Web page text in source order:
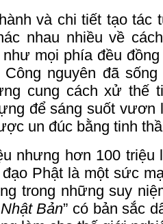
và chi tiết tạo tác
nhau nhiều về
mọi phía đều
nguyên đã sống
cung cách xử thế
để sáng suốt vươn
un đúc bằng tinh
nhưng hơn 100
Phật là một sức
trong những suy
Bản” có bản sắc